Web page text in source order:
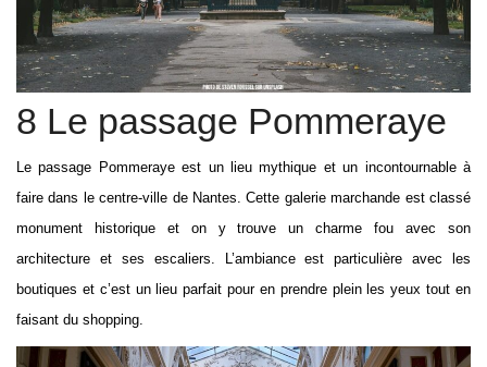
8 Le passage Pommeraye
Le passage Pommeraye est un lieu mythique et un incontournable à
faire dans le centre-ville de Nantes. Cette galerie marchande est classé
monument historique et on y trouve un charme fou avec son
architecture et ses escaliers. L’ambiance est particulière avec les
boutiques et c’est un lieu parfait pour en prendre plein les yeux tout en
faisant du shopping.